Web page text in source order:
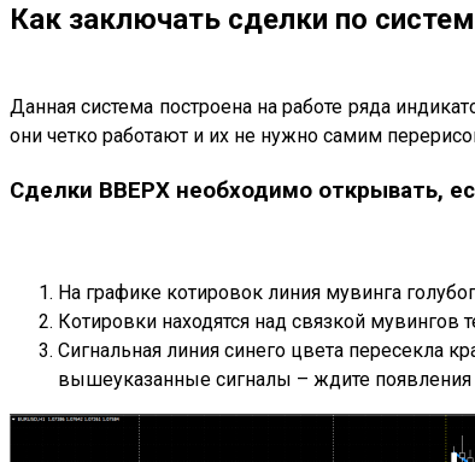
Как заключать сделки по
Данная система построена на работе ряда
они четко работают и их не нужно самим
Сделки ВВЕРХ необходимо открывать,
На графике котировок линия мувинга
Котировки находятся над связкой мувингов
Сигнальная линия синего цвета пересекла
вышеуказанные сигналы – ждите